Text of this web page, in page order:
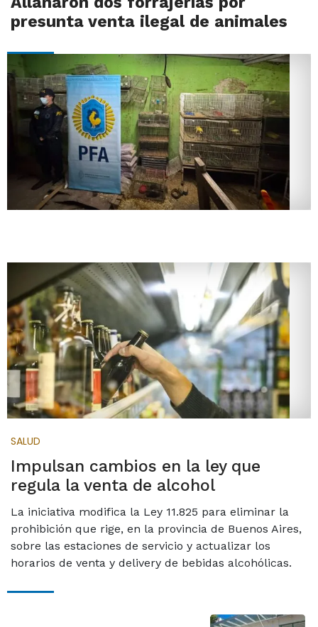
presunta venta ilegal de animales
SALUD
Impulsan cambios en la ley que
regula la venta de alcohol
La iniciativa modifica la Ley 11.825 para eliminar la
prohibición que rige, en la provincia de Buenos Aires,
sobre las estaciones de servicio y actualizar los
horarios de venta y delivery de bebidas alcohólicas.